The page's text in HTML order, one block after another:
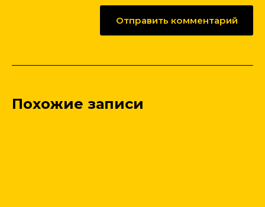
Похожие записи